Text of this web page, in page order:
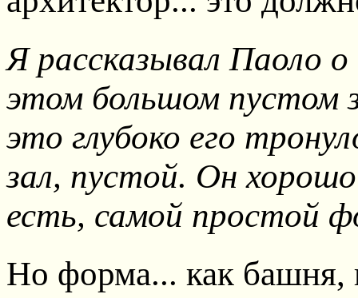
Я рассказывал Паоло
этом большом пустом
это глубоко его
зал, пустой. Он
есть, самой простой
Но форма... как башня,